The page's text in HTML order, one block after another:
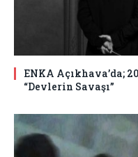
ENKA Açıkhava’da;
“Devlerin Savaşı”